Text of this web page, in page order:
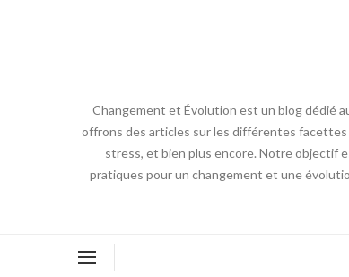
Changement et Évolution est un blog dédié
offrons des articles sur les différentes facettes
stress, et bien plus encore. Notre objectif
pratiques pour un changement et une